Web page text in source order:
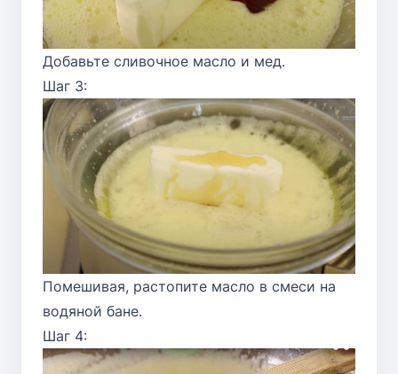
Добавьте сливочное масло и мед.
Шаг 3:
Помешивая, растопите масло в смеси на
водяной бане.
Шаг 4: